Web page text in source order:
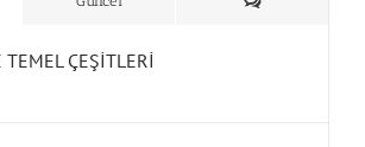
ÇEŞİTLERİ